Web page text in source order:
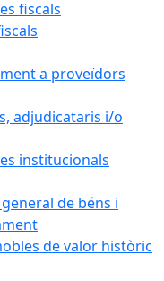
fiscals
a proveïdors
adjudicataris i/o
institucionals
de béns i
de valor històric